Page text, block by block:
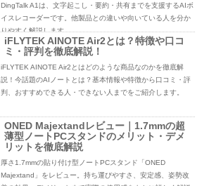
DingTalk A1は、文字起こし・要約・共有までを支援するAIボ
イスレコーダーです。他製品との違いや向いている人を分か
りやすく解説します。
iFLYTEK AINOTE Air2とは？特徴や口コ
ミ・評判を徹底解説！
iFLYTEK AINOTE Air2とはどのような商品なのかを徹底解
説！今話題のAIノートとは？基本情報や特徴から口コミ・評
判、おすすめできる人・できない人までをご紹介します。
ONED Majextandレビュー｜1.7mmの超
薄型ノートPCスタンドのメリット・デメ
リットを徹底解説
厚さ1.7mmの貼り付け型ノートPCスタンド「ONED
Majextand」をレビュー。持ち運びやすさ、安定感、姿勢改